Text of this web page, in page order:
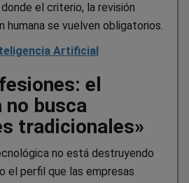
donde el criterio, la revisión
humana se vuelven obligatorios.
Artificial
el
no busca
tradicionales»
no está destruyendo
el perfil que las empresas